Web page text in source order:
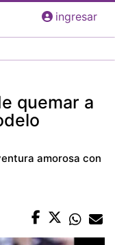
ingresar
quemar a
amorosa con